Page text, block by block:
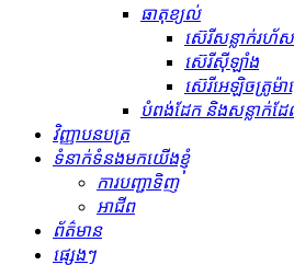
ធាតុ​ខ្យល់
ស៊េរីសន្លាក់រហ័ស
ស៊េរីស៊ីឡាំង
ស៊េរីអេឡិចត្រូម៉
បំពង់ដែក និងសន្លាក់
វិញ្ញាបនបត្រ
ទំនាក់ទំនងមកយើងខ្ញុំ
ការបញ្ជាទិញ
អាជីព
ព័ត៌មាន
ផ្សេងៗ